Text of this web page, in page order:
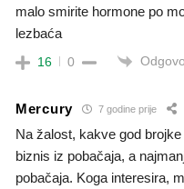
malo smirite hormone po
lezbaća
16 0
Mercury 7 godine prije
Na žalost, kakve god
biznis iz pobačaja, a
pobačaja. Koga interesira,